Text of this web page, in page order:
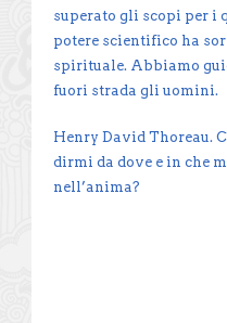
superato gli scopi per
potere scientifico ha
spirituale. Abbiamo
fuori strada gli uomini.
Henry David Thoreau.
dirmi da dove e in che
nell’anima?